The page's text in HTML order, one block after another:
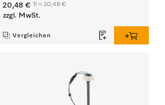
20,48 € 1l = 20,48 €
zzgl. MwSt.
Vergleichen